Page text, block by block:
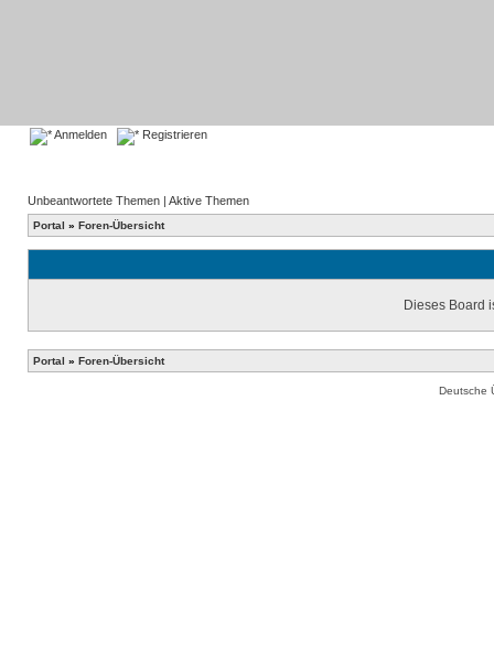
Anmelden Registrieren
Unbeantwortete Themen | Aktive Themen
Portal » Foren-Übersicht
Dieses Board
Portal » Foren-Übersicht
Deutsche